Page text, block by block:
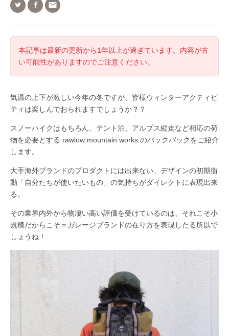

本記事は最新の更新から1年以上が過ぎています。内容が古
い可能性がありますのでご注意ください。
気温の上下が激しい今年の冬ですが、皆様ウィンターアクティビ
ティは楽しんでおられますでしょうか？？
スノーハイクはもちろん、テント泊、アルプス縦走など相応の荷
物を必要とする rawlow mountain works のバックパックをご紹介
します。
大手海外ブランドのプロダクトには出来ない、デザインの初期衝
動「自分たちが使いたいもの」の気持ちがダイレクトに表現出来
る。
その業界内外から物凄い高い評価を受けているのは、それこそ小
規模だからこそ＝ガレージブランドの在り方を表現したる所以で
しょうね！